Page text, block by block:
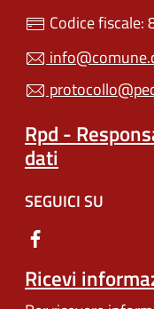
Codice
Rpd -
dati
SEGUICI SU
Ricevi